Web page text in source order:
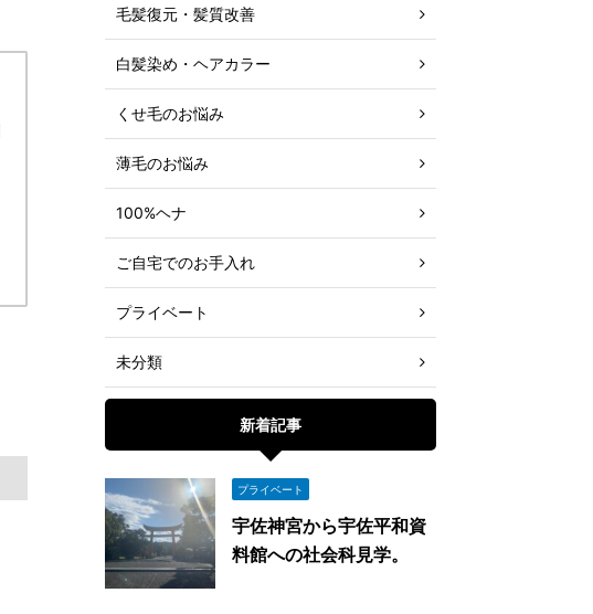
毛髪復元・髪質改善
白髪染め・ヘアカラー
くせ毛のお悩み
薄毛のお悩み
100%ヘナ
ご自宅でのお手入れ
プライベート
未分類
新着記事
プライベート
宇佐神宮から宇佐平和資
料館への社会科見学。